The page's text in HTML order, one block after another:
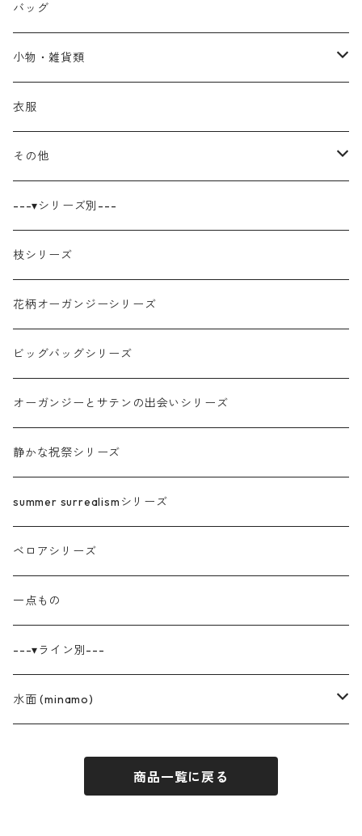
バッグ
小物・雑貨類
巾着
ポーチ
ブックカバー
ティッシュケース
シール・ステッカー
衣服
その他
キャンバス原画
---▾シリーズ別---
枝シリーズ
花柄オーガンジーシリーズ
ビッグバッグシリーズ
オーガンジーとサテンの出会いシリーズ
静かな祝祭シリーズ
summer surrealismシリーズ
ベロアシリーズ
一点もの
---▾ライン別---
水面 (minamo)
ベロアシリーズ
商品一覧に戻る